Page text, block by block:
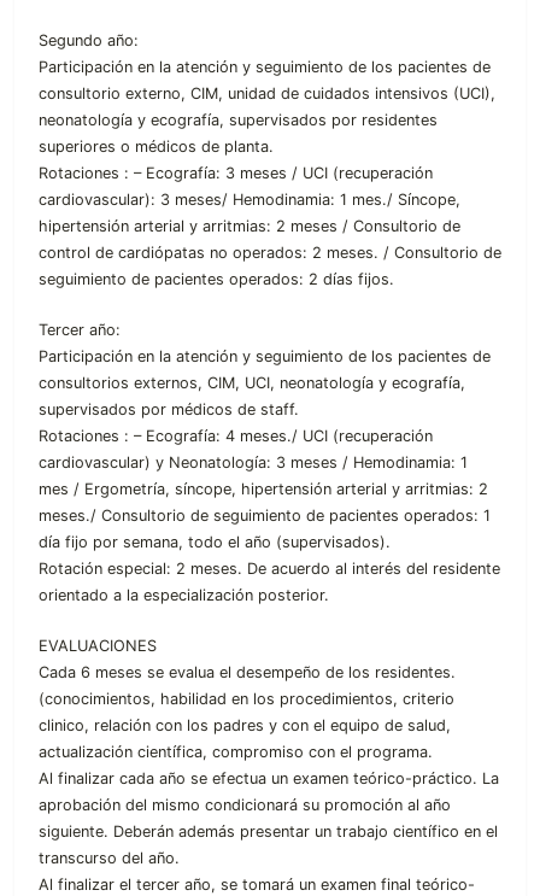
Segundo año:
Participación en la atención y seguimiento de los pacientes de
consultorio externo, CIM, unidad de cuidados intensivos (UCI),
neonatología y ecografía, supervisados por residentes
superiores o médicos de planta.
Rotaciones : – Ecografía: 3 meses / UCI (recuperación
cardiovascular): 3 meses/ Hemodinamia: 1 mes./ Síncope,
hipertensión arterial y arritmias: 2 meses / Consultorio de
control de cardiópatas no operados: 2 meses. / Consultorio de
seguimiento de pacientes operados: 2 días fijos.
Tercer año:
Participación en la atención y seguimiento de los pacientes de
consultorios externos, CIM, UCI, neonatología y ecografía,
supervisados por médicos de staff.
Rotaciones : – Ecografía: 4 meses./ UCI (recuperación
cardiovascular) y Neonatología: 3 meses / Hemodinamia: 1
mes / Ergometría, síncope, hipertensión arterial y arritmias: 2
meses./ Consultorio de seguimiento de pacientes operados: 1
día fijo por semana, todo el año (supervisados).
Rotación especial: 2 meses. De acuerdo al interés del residente
orientado a la especialización posterior.
EVALUACIONES
Cada 6 meses se evalua el desempeño de los residentes.
(conocimientos, habilidad en los procedimientos, criterio
clinico, relación con los padres y con el equipo de salud,
actualización científica, compromiso con el programa.
Al finalizar cada año se efectua un examen teórico-práctico. La
aprobación del mismo condicionará su promoción al año
siguiente. Deberán además presentar un trabajo científico en el
transcurso del año.
Al finalizar el tercer año, se tomará un examen final teórico-